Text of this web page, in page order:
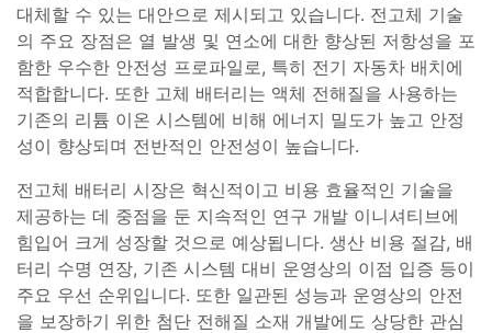
대체할 수 있는 대안으로 제시되고 있습니다. 전고체 기술
의 주요 장점은 열 발생 및 연소에 대한 향상된 저항성을 포
함한 우수한 안전성 프로파일로, 특히 전기 자동차 배치에
적합합니다. 또한 고체 배터리는 액체 전해질을 사용하는
기존의 리튬 이온 시스템에 비해 에너지 밀도가 높고 안정
성이 향상되며 전반적인 안전성이 높습니다.
전고체 배터리 시장은 혁신적이고 비용 효율적인 기술을
제공하는 데 중점을 둔 지속적인 연구 개발 이니셔티브에
힘입어 크게 성장할 것으로 예상됩니다. 생산 비용 절감, 배
터리 수명 연장, 기존 시스템 대비 운영상의 이점 입증 등이
주요 우선 순위입니다. 또한 일관된 성능과 운영상의 안전
을 보장하기 위한 첨단 전해질 소재 개발에도 상당한 관심